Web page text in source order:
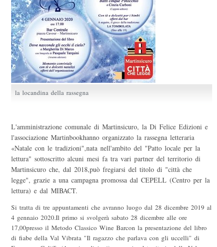
la locandina della rassegna
L'amministrazione comunale di Martinsicuro, la Di Felice Edizioni e
l'associazione Martinbookhanno organizzato la rassegna letteraria
«Natale con le tradizioni",nata nell'ambito del "Patto locale per la
lettura" sottoscritto alcuni mesi fa tra vari partner del territorio di
Martinsicuro che, dal 2018,può fregiarsi del titolo di "città che
legge", grazie a una campagna promossa dal CEPELL (Centro per la
lettura) e dal MIBACT.
Si tratta di tre appuntamenti che avranno luogo dal 28 dicembre 2019 al
4 gennaio 2020.Il primo si svolgerà sabato 28 dicembre alle ore
17,00presso il Metodo Classico Wine Barcon la presentazione del libro
di fiabe della Val Vibrata "Il ragazzo che parlava con gli uccelli" di